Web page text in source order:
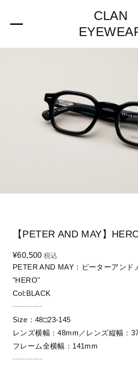
CLAN
【PETER AND MAY】
¥60,500 税込
PETER AND MAY：ピーターアンド
"HERO"
Col:BLACK
┄┄┄┄
Size：48□23-145
レンズ横幅：48mm／レンズ縦幅：
フレーム全横幅：141mm
┄┄┄┄